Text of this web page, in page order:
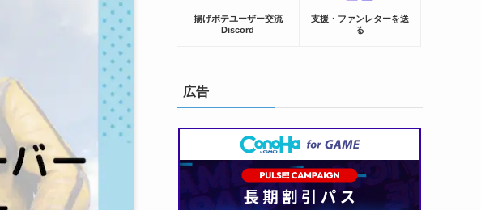
揚げポテユーザー交流
Discord
支援・ファンレターを送
る
広告